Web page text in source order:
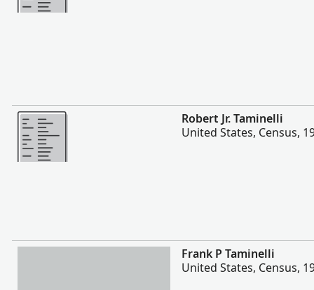
Daugiau
Robert Jr. Taminelli
United States, Census,
Daugiau
Frank P Taminelli
United States, Census,